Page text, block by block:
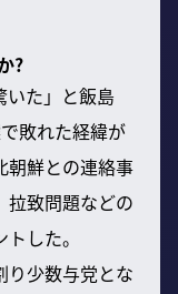
?
いた」と飯島
敗れた経緯が
朝鮮との連絡事
拉致問題などの
した。
り少数与党とな